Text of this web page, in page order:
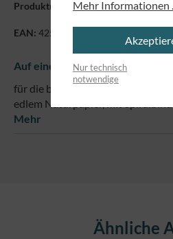
Produktnummer:80220
EAN: 4250479852105
Auf einem Blick
für die besonderen Anlässe im
edlem Naturpapier, mit
Mehr
Produktgalerie überspringen
Ähnliche
Mehr Informationen
Nur technisch
notwendige